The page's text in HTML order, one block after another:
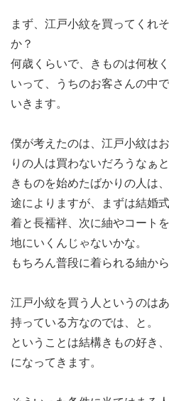
まず、江戸小紋を買ってくれ
か？
何歳くらいで、きものは何枚
いって、うちのお客さんの中
いきます。
僕が考えたのは、江戸小紋は
りの人は買わないだろうなぁと
きものを始めたばかりの人は
途によりますが、まずは結婚
着と長襦袢、次に紬やコート
地にいくんじゃないかな。
もちろん普段に着られる紬か
江戸小紋を買う人というのは
持っている方なのでは、と。
ということは結構きもの好き
になってきます。